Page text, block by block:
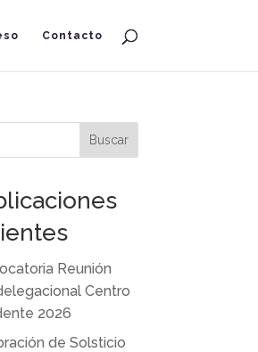
Contacto
Buscar
Reunión
Centro
2026
de Solsticio